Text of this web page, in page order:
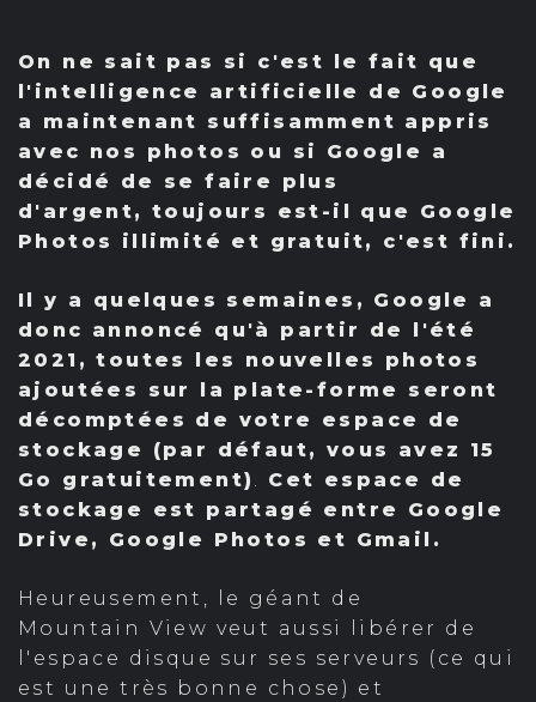
On ne sait pas si c'est le fait que
l'intelligence artificielle de Google
a maintenant suffisamment appris
avec nos photos ou si Google a
décidé de se faire plus
d'argent, toujours est-il que Google
Photos illimité et gratuit, c'est fini.
Il y a quelques semaines, Google a
donc annoncé qu'à partir de l'été
2021, toutes les nouvelles photos
ajoutées sur la plate-forme seront
décomptées de votre espace de
stockage (par défaut, vous avez 15
Go gratuitement) . Cet espace de
stockage est partagé entre Google
Drive, Google Photos et Gmail.
Heureusement, le géant de
Mountain View veut aussi libérer de
l'espace disque sur ses serveurs (ce qui
est une très bonne chose) et